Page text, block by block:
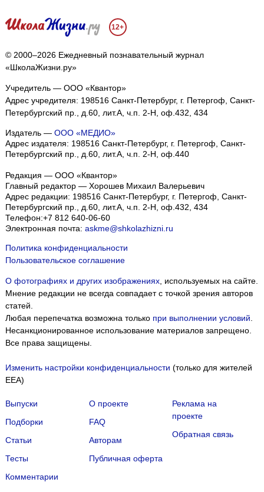
12+
© 2000–2026 Ежедневный познавательный журнал
«ШколаЖизни.ру»
Учредитель — ООО «Квантор»
Адрес учредителя: 198516 Санкт-Петербург, г. Петергоф, Санкт-
Петербургский пр., д.60, лит.А, ч.п. 2-Н, оф.432, 434
Издатель — ООО «МЕДИО»
Адрес издателя: 198516 Санкт-Петербург, г. Петергоф, Санкт-
Петербургский пр., д.60, лит.А, ч.п. 2-Н, оф.440
Редакция — ООО «Квантор»
Главный редактор — Хорошев Михаил Валерьевич
Адрес редакции: 198516 Санкт-Петербург, г. Петергоф Санкт-
Петербургский пр., д.60, лит.А, ч.п. 2-Н, оф.432, 434
Телефон:+7 812 640-06-60
Электронная почта: askme@shkolazhizni.ru
Политика конфиденциальности
Пользовательское соглашение
О фотографиях и других изображениях, используемых на сайте.
Мнение редакции не всегда совпадает с точкой зрения авторов
статей.
Любая перепечатка возможна только при выполнении условий
Несанкционированное использование материалов запрещено.
Все права защищены.
Изменить настройки конфиденциальности (только для жителей
EEA)
Выпуски
Подборки
Статьи
Тесты
Комментарии
О проекте
FAQ
Авторам
Публичная оферта
Реклама на
проекте
Обратная связь